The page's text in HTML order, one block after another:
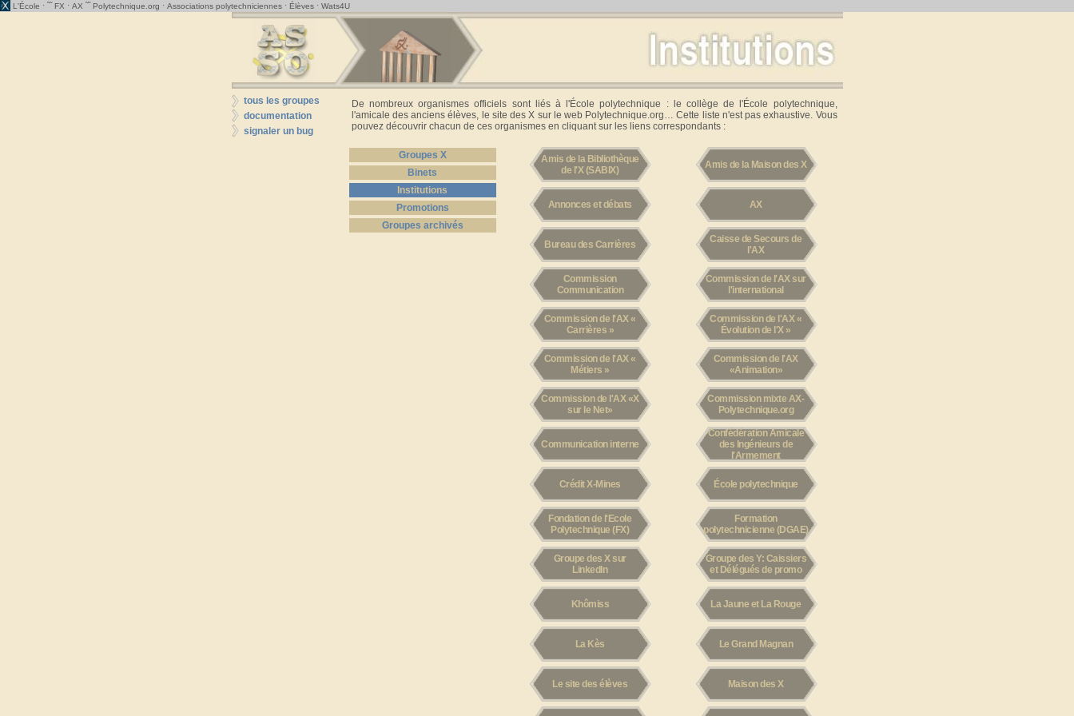
L'École · ˜˜ FX · AX ˜˜ Polytechnique.org · Associations polytechniciennes · Élèves · Wats4U
tous les groupes
documentation
signaler un bug
De nombreux organismes officiels sont liés à l'École polytechnique : le collège de l'École polytechnique,
l'amicale des anciens élèves, le site des X sur le web Polytechnique.org… Cette liste n'est pas exhaustive. Vous
pouvez découvrir chacun de ces organismes en cliquant sur les liens correspondants :
Groupes X
Binets
Institutions
Promotions
Groupes archivés
Amis de la Bibliothèque
de l'X (SABIX)
Amis de la Maison des X
Annonces et débats AX
Bureau des Carrières
Caisse de Secours de
l'AX
Commission
Communication
Commission de l'AX sur
l'international
Commission de l'AX «
Carrières »
Commission de l'AX «
Évolution de l'X »
Commission de l'AX «
Métiers »
Commission de l'AX
«Animation»
Commission de l'AX «X
sur le Net»
Commission mixte AX-
Polytechnique.org
Communication interne
Confédération Amicale
des Ingénieurs de
l'Armement
Crédit X-Mines École polytechnique
Fondation de l'Ecole
Polytechnique (FX)
Formation
polytechnicienne (DGAE)
Groupe des X sur
LinkedIn
Groupe des Y: Caissiers
et Délégués de promo
Khômiss La Jaune et La Rouge
La Kès Le Grand Magnan
Le site des élèves Maison des X